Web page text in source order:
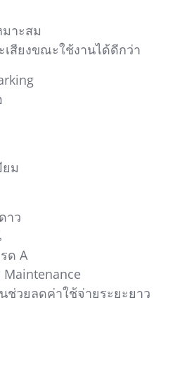
าะสม
สียงขณะใช้งานได้ดีกว่า
ม
าว
ด A
ช่วยลดค่าใช้จ่ายระยะยาว